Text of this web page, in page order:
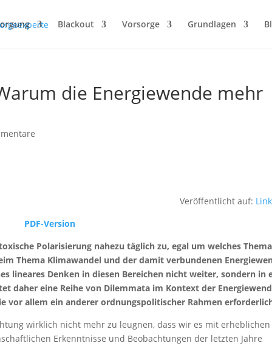
Blackout Vorsorge Grundlagen
die Energiewende mehr
Veröffentlicht auf:
PDF-Version
Polarisierung nahezu täglich zu, egal um welches
Thema Klimawandel und der damit verbundenen
lineares Denken in diesen Bereichen nicht weiter, sondern in
daher eine Reihe von Dilemmata im Kontext der
vor allem ein anderer ordnungspolitischer Rahmen
wirklich nicht mehr zu leugnen, dass wir es mit erheblichen
Erkenntnisse und Beobachtungen der letzten Jahre